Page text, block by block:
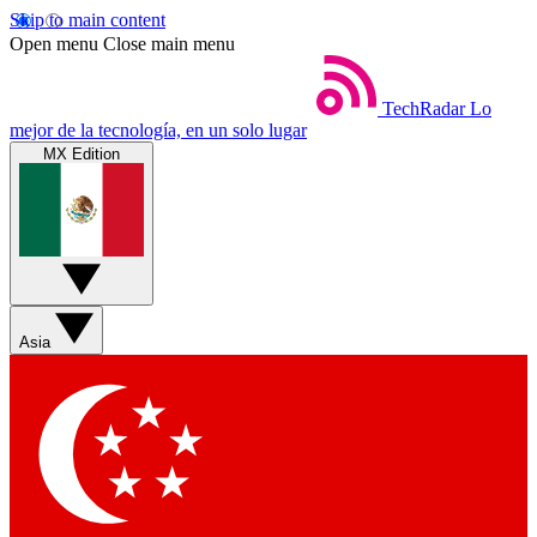
Skip to main content
Open menu Close main menu
TechRadar Lo
mejor de la tecnología, en un solo lugar
MX Edition
Asia